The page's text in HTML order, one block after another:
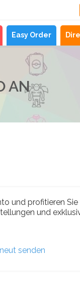
Easy Order
AN
und profitieren Sie
und
senden